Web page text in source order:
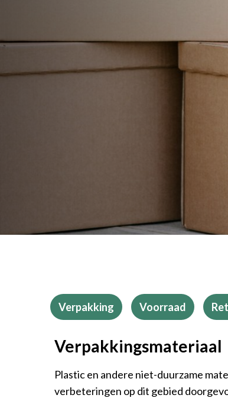
Verpakking Voorraad
Verpakkingsmateriaal
Plastic en andere niet-duurzame
verbeteringen op dit gebied